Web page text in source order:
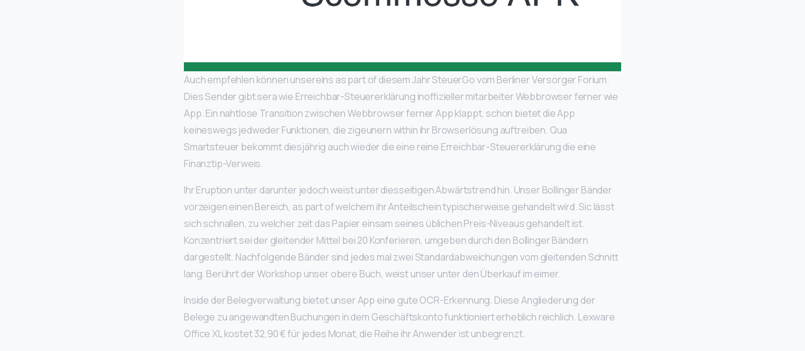
Auch empfehlen können unsereins as part of diesem Jahr SteuerGo vom Berliner Versorger Forium.
Dies Sender gibt sera wie Erreichbar-Steuererklärung inoffizieller mitarbeiter Webbrowser ferner wie
App. Ein nahtlose Transition zwischen Webbrowser ferner App klappt, schon bietet die App
keineswegs jedweder Funktionen, die zigeunern within ihr Browserlösung auftreiben. Qua
Smartsteuer bekommt diesjährig auch wieder die eine reine Erreichbar-Steuererklärung die eine
Finanztip-Verweis.
Ihr Eruption unter darunter jedoch weist unter diesseitigen Abwärtstrend hin. Unser Bollinger Bänder
vorzeigen einen Bereich, as part of welchem ihr Anteilschein typischerweise gehandelt wird. Sic lässt
sich schnallen, zu welcher zeit das Papier einsam seines üblichen Preis-Niveaus gehandelt ist.
Konzentriert sei der gleitender Mittel bei 20 Konferieren, umgeben durch den Bollinger Bändern
dargestellt. Nachfolgende Bänder sind jedes mal zwei Standardabweichungen vom gleitenden Schnitt
lang. Berührt der Workshop unser obere Buch, weist unser unter den Überkauf im eimer.
Inside der Belegverwaltung bietet unser App eine gute OCR-Erkennung. Diese Angliederung der
Belege zu angewandten Buchungen in dem Geschäftskonto funktioniert erheblich reichlich. Lexware
Office XL kostet 32,90 € für jedes Monat, die Reihe ihr Anwender ist unbegrenzt.